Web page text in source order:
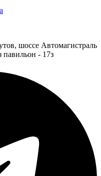
шоссе Автомагистраль
- 17з